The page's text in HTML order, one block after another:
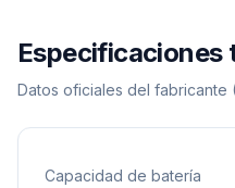
Especificaciones
Datos oficiales del fabricante
Capacidad de batería